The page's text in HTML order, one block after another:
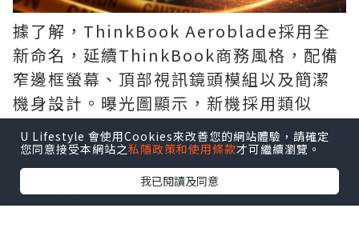
據了解，ThinkBook Aeroblade採用全
新命名，延續ThinkBook商務風格，配備
窄邊框螢幕、頂部視訊鏡頭模組以及簡潔
機身設計。曝光圖顯示，新機採用類似
「刀鋒」的超薄結構，機身邊緣厚度極
低，整體可攜性進一步提升。
連接埠方面，ThinkBook Aeroblade提
U Lifestyle 會使用Cookies來改善您的網站體驗，請確定
您同意接受本網站之私隱政策和使用條款才可繼續瀏覽。
我已閱讀及同意